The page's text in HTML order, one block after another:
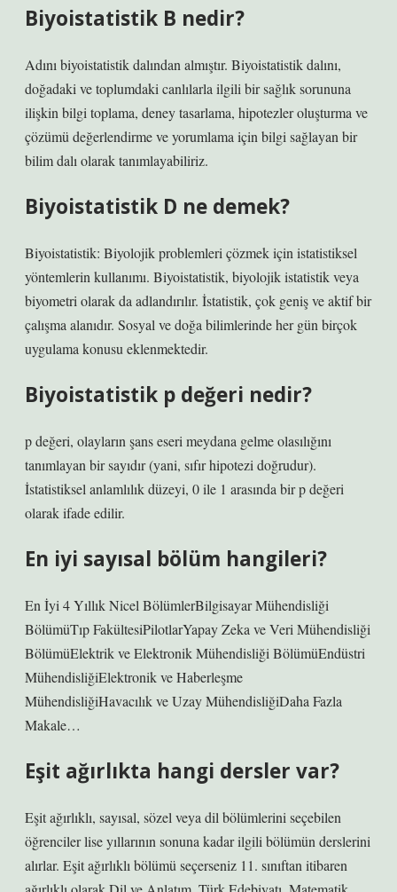
Biyoistatistik B nedir?
Adını biyoistatistik dalından almıştır. Biyoistatistik dalını,
doğadaki ve toplumdaki canlılarla ilgili bir sağlık sorununa
ilişkin bilgi toplama, deney tasarlama, hipotezler oluşturma ve
çözümü değerlendirme ve yorumlama için bilgi sağlayan bir
bilim dalı olarak tanımlayabiliriz.
Biyoistatistik D ne demek?
Biyoistatistik: Biyolojik problemleri çözmek için istatistiksel
yöntemlerin kullanımı. Biyoistatistik, biyolojik istatistik veya
biyometri olarak da adlandırılır. İstatistik, çok geniş ve aktif bir
çalışma alanıdır. Sosyal ve doğa bilimlerinde her gün birçok
uygulama konusu eklenmektedir.
Biyoistatistik p değeri nedir?
p değeri, olayların şans eseri meydana gelme olasılığını
tanımlayan bir sayıdır (yani, sıfır hipotezi doğrudur).
İstatistiksel anlamlılık düzeyi, 0 ile 1 arasında bir p değeri
olarak ifade edilir.
En iyi sayısal bölüm hangileri?
En İyi 4 Yıllık Nicel BölümlerBilgisayar Mühendisliği
BölümüTıp FakültesiPilotlarYapay Zeka ve Veri Mühendisliği
BölümüElektrik ve Elektronik Mühendisliği BölümüEndüstri
MühendisliğiElektronik ve Haberleşme
MühendisliğiHavacılık ve Uzay MühendisliğiDaha Fazla
Makale…
Eşit ağırlıkta hangi dersler var?
Eşit ağırlıklı, sayısal, sözel veya dil bölümlerini seçebilen
öğrenciler lise yıllarının sonuna kadar ilgili bölümün derslerini
alırlar. Eşit ağırlıklı bölümü seçerseniz 11. sınıftan itibaren